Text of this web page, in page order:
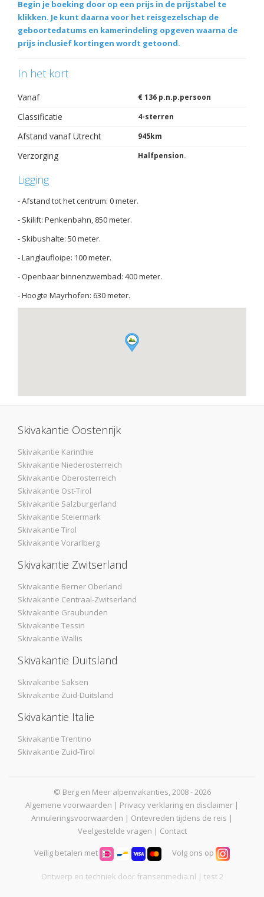
Begin je boeking door op een prijs in de prijstabel te
klikken. Je kunt daarna voor het reisgezelschap de
geboortedatums en kamerindeling opgeven waarna de
prijs inclusief kortingen wordt getoond.
In het kort
Vanaf € 136 p.n.p.persoon
Classificatie 4-sterren
Afstand vanaf Utrecht 945km
Verzorging Halfpension.
Ligging
- Afstand tot het centrum: 0 meter.
- Skilift: Penkenbahn, 850 meter.
- Skibushalte: 50 meter.
- Langlaufloipe: 100 meter.
- Openbaar binnenzwembad: 400 meter.
- Hoogte Mayrhofen: 630 meter.
Skivakantie Oostenrijk
Skivakantie Karinthie
Skivakantie Niederosterreich
Skivakantie Oberosterreich
Skivakantie Ost-Tirol
Skivakantie Salzburgerland
Skivakantie Steiermark
Skivakantie Tirol
Skivakantie Vorarlberg
Skivakantie Zwitserland
Skivakantie Berner Oberland
Skivakantie Centraal-Zwitserland
Skivakantie Graubunden
Skivakantie Tessin
Skivakantie Wallis
Skivakantie Duitsland
Skivakantie Saksen
Skivakantie Zuid-Duitsland
Skivakantie Italie
Skivakantie Trentino
Skivakantie Zuid-Tirol
© Berg en Meer alpenvakanties, 2008 - 2026
Algemene voorwaarden | Privacy verklaring en disclaimer |
Annuleringsvoorwaarden | Ontevreden tijdens de reis |
Veelgestelde vragen | Contact
Veilig betalen met Volg ons op
Ontwerp en techniek door fransenmedia.nl | test 2